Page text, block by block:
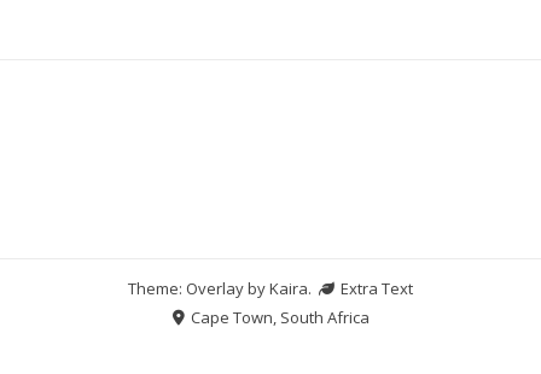
Theme: Overlay byKaira.
Extra Text
Cape Town, South Africa